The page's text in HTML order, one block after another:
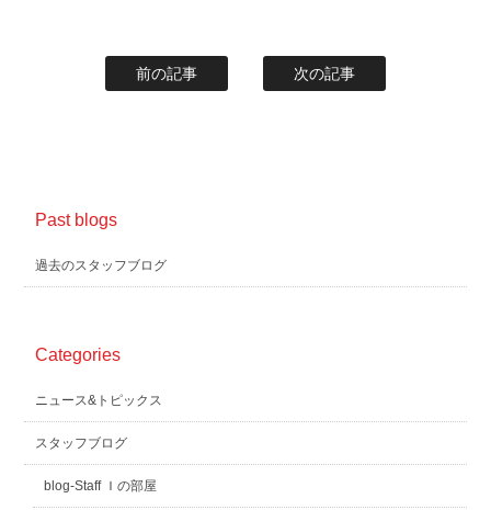
前の記事 次の記事
Past blogs
過去のスタッフブログ
Categories
ニュース&トピックス
スタッフブログ
blog-Staff Ｉの部屋